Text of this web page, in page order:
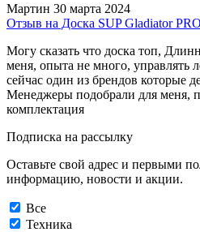
Мартин 30 марта 2024
Отзыв на Доска SUP Gladiator
Могу сказать что доска топ,
меня, опыта не много, управлять
сейчас один из брендов которые
Менеджеры подобрали для меня,
комплектация
Подписка на рассылку
Оставьте свой адрес и первыми
информацию, новости и акции.
Все
Техника